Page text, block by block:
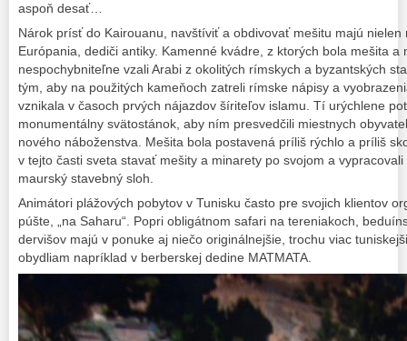
aspoň desať…
Nárok prísť do Kairouanu, navštíviť a obdivovať mešitu majú nielen
Európania, dediči antiky. Kamenné kvádre, z ktorých bola mešita a
nespochybniteľne vzali Arabi z okolitých rímskych a byzantských
tým, aby na použitých kameňoch zatreli rímske nápisy a
vznikala v časoch prvých nájazdov šíriteľov islamu. Tí urýchlene
monumentálny svätostánok, aby ním presvedčili miestnych
nového náboženstva. Mešita bola postavená príliš rýchlo a príliš
v tejto časti sveta stavať mešity a minarety po svojom a
maurský stavebný sloh.
Animátori plážových pobytov v Tunisku často pre svojich klientov
púšte, „na Saharu“. Popri obligátnom safari na tereniakoch,
dervišov majú v ponuke aj niečo originálnejšie, trochu viac
obydliam napríklad v berberskej dedine MATMATA.